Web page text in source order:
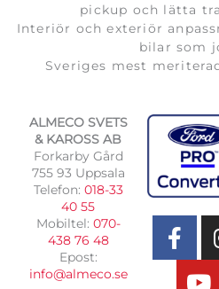
pickup och lätta
Interiör och exteriör
bilar som
Sveriges mest
ALMECO SVETS
& KAROSS AB
Forkarby Gård
755 93 Uppsala
Telefon: 018-33
40 55
Mobiltel: 070-
438 76 48
Epost:
info@almeco.se
a
c
t